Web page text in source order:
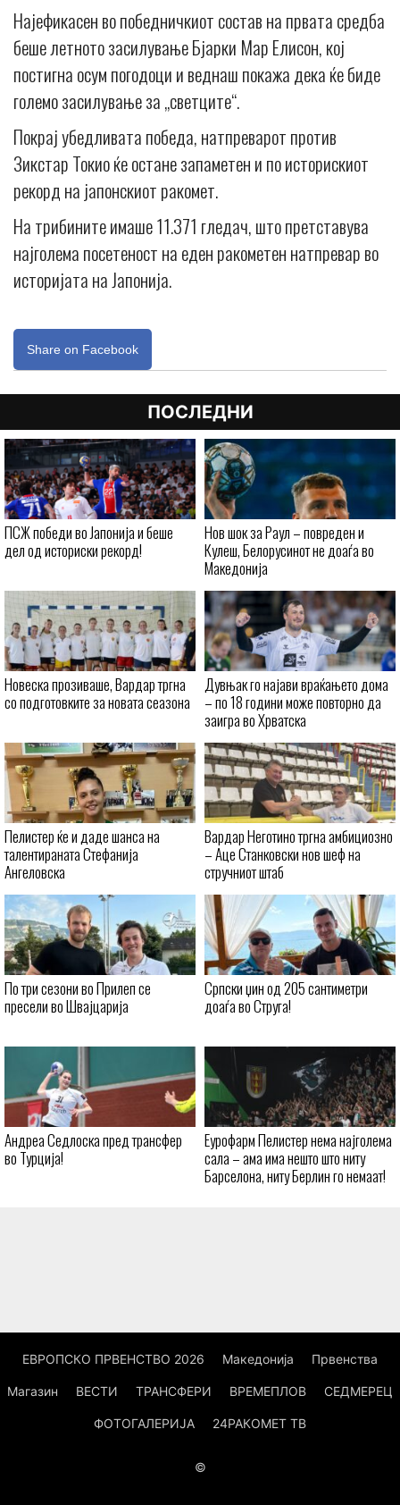
Најефикасен во победничкиот состав на првата средба
беше летното засилување Бјарки Мар Елисон, кој
постигна осум погодоци и веднаш покажа дека ќе биде
големо засилување за „светците“.
Покрај убедливата победа, натпреварот против
Зикстар Токио ќе остане запаметен и по историскиот
рекорд на јапонскиот ракомет.
На трибините имаше 11.371 гледач, што претставува
најголема посетеност на еден ракометен натпревар во
историјата на Јапонија.
Share on Facebook
ПОСЛЕДНИ
ПСЖ победи во Јапонија и беше
дел од историски рекорд!
Нов шок за Раул – повреден и
Кулеш, Белорусинот не доаѓа во
Македонија
Новеска прозиваше, Вардар тргна
со подготовките за новата сеазона
Дувњак го најави враќањето дома
– по 18 години може повторно да
заигра во Хрватска
Пелистер ќе и даде шанса на
талентираната Стефанија
Ангеловска
Вардар Неготино тргна амбициозно
– Аце Станковски нов шеф на
стручниот штаб
По три сезони во Прилеп се
пресели во Швајцарија
Српски џин од 205 сантиметри
доаѓа во Струга!
Андреа Седлоска пред трансфер
во Турција!
Еурофарм Пелистер нема најголема
сала – ама има нешто што ниту
Барселона, ниту Берлин го немаат!
ЕВРОПСКО ПРВЕНСТВО 2026 Македонија Првенства
Магазин ВЕСТИ ТРАНСФЕРИ ВРЕМЕПЛОВ СЕДМЕРЕЦ
ФОТОГАЛЕРИЈА 24РАКОМЕТ ТВ
©